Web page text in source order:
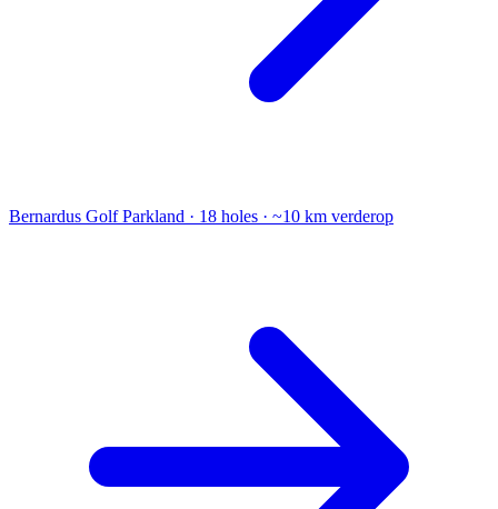
Bernardus Golf Parkland · 18 holes · ~10 km verderop